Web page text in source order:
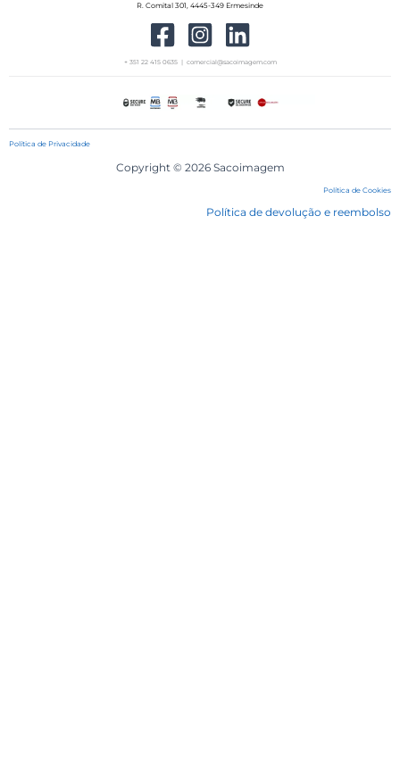
R. Comital 301, 4445-349 Ermesinde
+ 351 22 415 0635 | comercial@sacoimagem.com
Política de Privacidade
Copyright © 2026 Sacoimagem
Política de Cookies
Política de devolução e reembolso